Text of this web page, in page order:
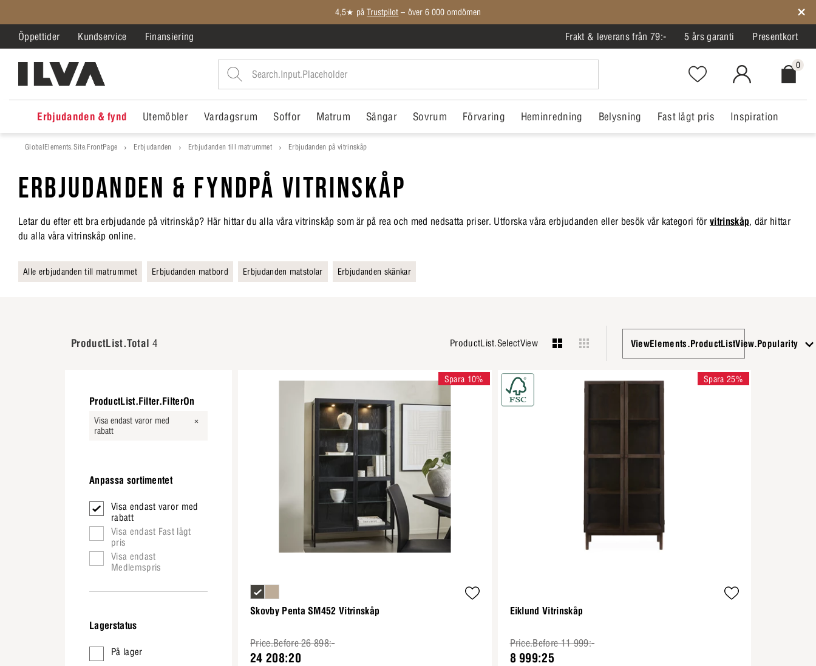
Medlemspriser på ALLT*
Öppettider Kundservice Finansiering Frakt & leverans från 79:- 5 års garanti Presentkort
Favorites.NavigationButton.Text
MitIlva.Login
0
Erbjudanden & fynd Utemöbler Vardagsrum Soffor Matrum Sängar Sovrum Förvaring Heminredning Belysning Fast lågt pris Inspiration
GlobalElements.Site.FrontPage Erbjudanden Erbjudanden till matrummet Erbjudanden på vitrinskåp
ERBJUDANDEN & FYNDPÅ VITRINSKÅP
Letar du efter ett bra erbjudande på vitrinskåp? Här hittar du alla våra vitrinskåp som är på rea och med nedsatta priser. Utforska våra erbjudanden eller besök vår kategori för vitrinskåp, där hittar
du alla våra vitrinskåp online.
Alle erbjudanden till matrummet Erbjudanden matbord Erbjudanden matstolar Erbjudanden skänkar
ProductList.Total 4 ProductList.SelectView ViewElements.ProductListView.Popularity
ProductList.Filter.FilterOn
Visa endast varor med
rabatt
Anpassa sortimentet
Visa endast varor med
rabatt
Visa endast Fast lågt
pris
Visa endast
Medlemspris
Lagerstatus
På lager
Skovby Penta SM452 Vitrinskåp
Price.Before 26 898:-
24 208:20
Spara 10%
Eiklund Vitrinskåp
Price.Before 11 999:-
8 999:25
Spara 25%